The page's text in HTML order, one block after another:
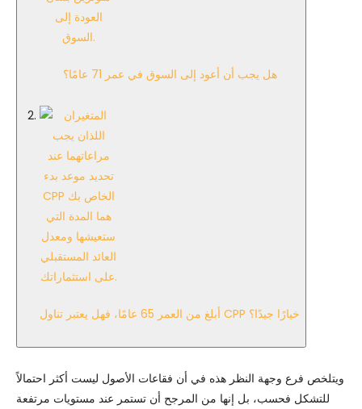
هل يجب أن أعود إلى السوق في عمر 71 عامًا؟
أبلغ من العمر 65 عامًا، فهل يعتبر تناول CPP خيارًا جيدًا؟
ويتلخص فرع وجهة النظر هذه في أن فقاعات الأصول ليست أكثر احتمالاً
للتشكل فحسب، بل إنها من المرجح أن تستمر عند مستويات مرتفعة